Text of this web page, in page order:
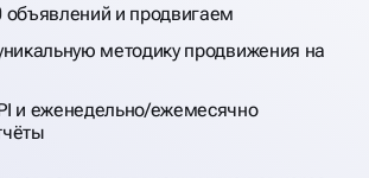
и продвигаем
методику продвижения на
и еженедельно/ежемесячно